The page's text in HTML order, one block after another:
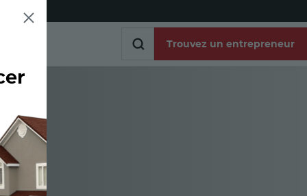
Trouvez un entrepreneur